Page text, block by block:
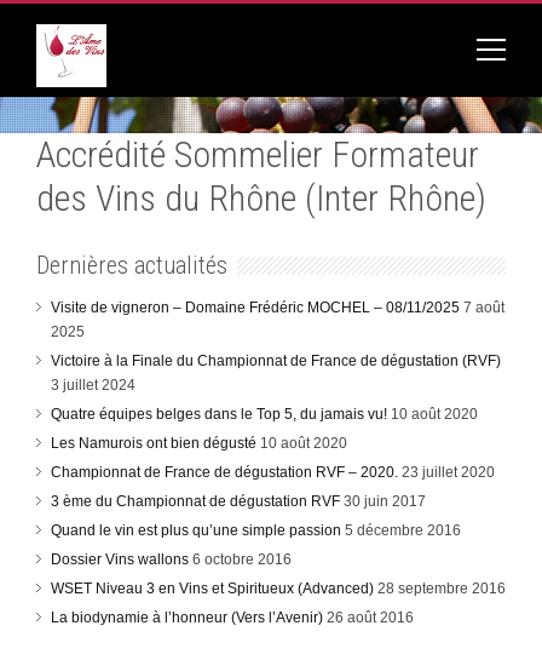
Accrédité Sommelier Formateur
des Vins du Rhône (Inter Rhône)
Dernières actualités
Visite de vigneron – Domaine Frédéric MOCHEL – 08/11/2025 7 août
2025
Victoire à la Finale du Championnat de France de dégustation (RVF)
3 juillet 2024
Quatre équipes belges dans le Top 5, du jamais vu! 10 août 2020
Les Namurois ont bien dégusté 10 août 2020
Championnat de France de dégustation RVF – 2020. 23 juillet 2020
3 ème du Championnat de dégustation RVF 30 juin 2017
Quand le vin est plus qu’une simple passion 5 décembre 2016
Dossier Vins wallons 6 octobre 2016
WSET Niveau 3 en Vins et Spiritueux (Advanced) 28 septembre 2016
La biodynamie à l’honneur (Vers l’Avenir) 26 août 2016